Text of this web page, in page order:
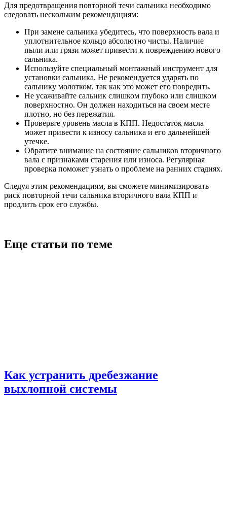
Для предотвращения повторной течи сальника необходимо
следовать нескольким рекомендациям:
При замене сальника убедитесь, что поверхность вала и
уплотнительное кольцо абсолютно чисты. Наличие
пыли или грязи может привести к повреждению нового
сальника.
Используйте специальный монтажный инструмент для
установки сальника. Не рекомендуется ударять по
сальнику молотком, так как это может его повредить.
Не усаживайте сальник слишком глубоко или слишком
поверхностно. Он должен находиться на своем месте
плотно, но без пережатия.
Проверьте уровень масла в КПП. Недостаток масла
может привести к износу сальника и его дальнейшей
утечке.
Обратите внимание на состояние сальников вторичного
вала с признаками старения или износа. Регулярная
проверка поможет узнать о проблеме на ранних стадиях.
Следуя этим рекомендациям, вы сможете минимизировать
риск повторной течи сальника вторичного вала КПП и
продлить срок его службы.
Еще статьи по теме
Как устранить дребезжание
выхлопной системы